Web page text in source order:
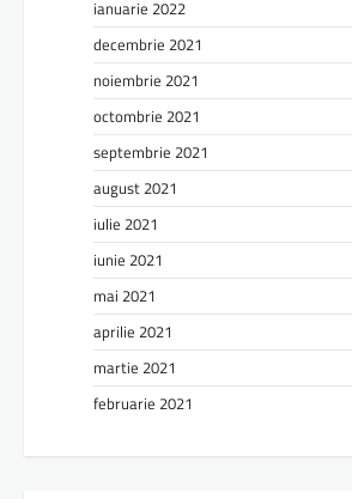
ianuarie 2022
decembrie 2021
noiembrie 2021
octombrie 2021
septembrie 2021
august 2021
iulie 2021
iunie 2021
mai 2021
aprilie 2021
martie 2021
februarie 2021